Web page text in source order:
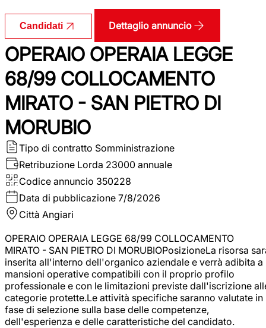
Candidati Dettaglio annuncio
OPERAIO OPERAIA LEGGE
68/99 COLLOCAMENTO
MIRATO - SAN PIETRO DI
MORUBIO
Tipo di contratto Somministrazione
Retribuzione Lorda 23000 annuale
Codice annuncio 350228
Data di pubblicazione 7/8/2026
Città Angiari
OPERAIO OPERAIA LEGGE 68/99 COLLOCAMENTO
MIRATO - SAN PIETRO DI MORUBIOPosizioneLa risorsa
inserita all'interno dell'organico aziendale e verrà adibita a
mansioni operative compatibili con il proprio profilo
professionale e con le limitazioni previste dall'iscrizione
categorie protette.Le attività specifiche saranno valutate in
fase di selezione sulla base delle competenze,
dell'esperienza e delle caratteristiche del candidato.